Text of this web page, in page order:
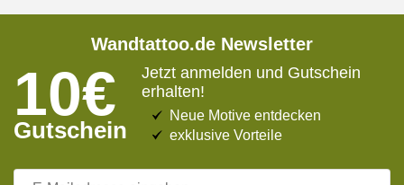
Wandtattoo.de Newsletter
10€
Gutschein
Jetzt anmelden und Gutschein
erhalten!
Neue Motive entdecken
exklusive Vorteile